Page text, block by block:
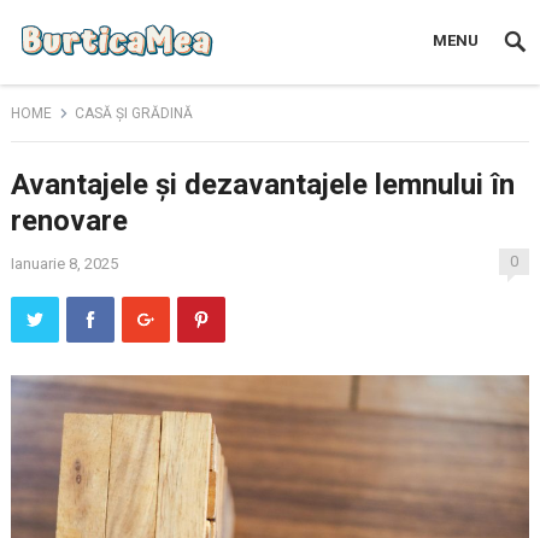
MENU
HOME CASĂ ȘI GRĂDINĂ
Avantajele și dezavantajele lemnului în
renovare
Ianuarie 8, 2025 0